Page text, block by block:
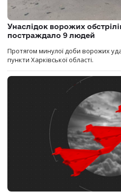
Унаслідок ворожих
постраждало 9 людей
Протягом минулої доби ворожих
пункти Харківської області.